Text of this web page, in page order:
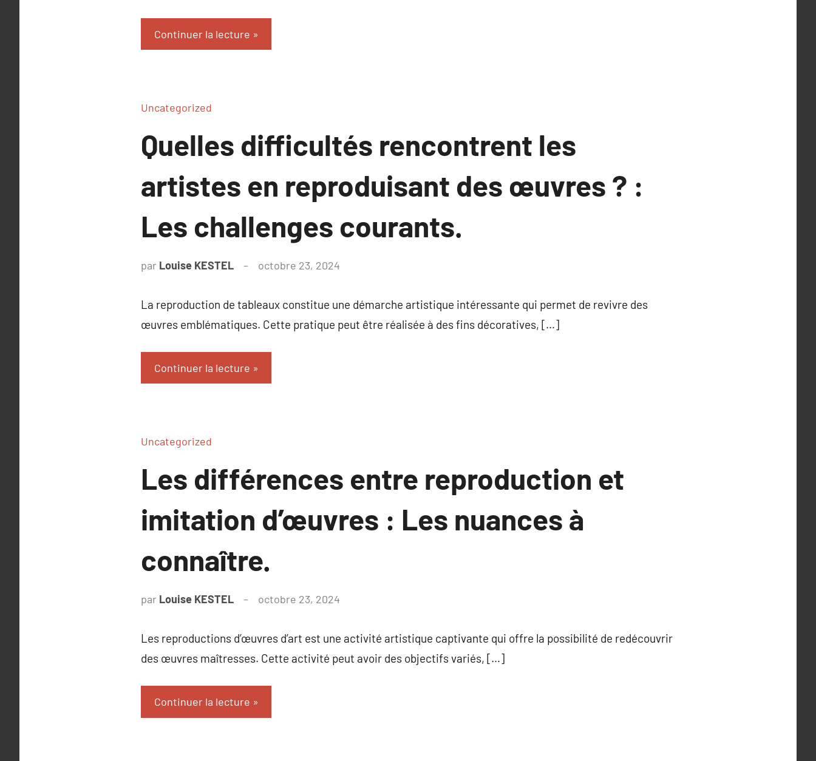
Continuer la lecture
Uncategorized
Quelles difficultés rencontrent les
artistes en reproduisant des œuvres ? :
Les challenges courants.
par Louise KESTEL octobre 23, 2024
La reproduction de tableaux constitue une démarche artistique intéressante qui permet de revivre des
œuvres emblématiques. Cette pratique peut être réalisée à des fins décoratives, […]
Continuer la lecture
Uncategorized
Les différences entre reproduction et
imitation d’œuvres : Les nuances à
connaître.
par Louise KESTEL octobre 23, 2024
Les reproductions d’œuvres d’art est une activité artistique captivante qui offre la possibilité de redécouvrir
des œuvres maîtresses. Cette activité peut avoir des objectifs variés, […]
Continuer la lecture